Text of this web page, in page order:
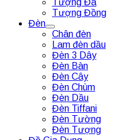
Tượng Đồng
Đèn
Chân đèn
Lam đèn dầu
Đèn 3 Dây
Đèn Bàn
Đèn Cây
Đèn Chùm
Đèn Dầu
Đèn Tiffani
Đèn Tường
Đèn Tượng